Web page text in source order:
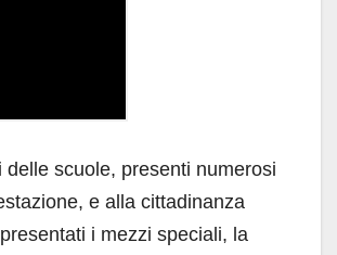
delle scuole, presenti numerosi
e alla cittadinanza
i mezzi speciali, la